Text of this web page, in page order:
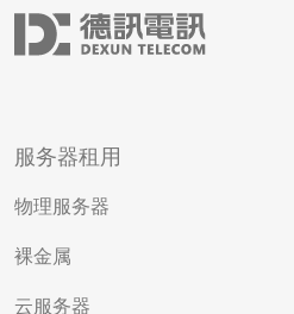
服务器租用
物理服务器
裸金属
云服务器